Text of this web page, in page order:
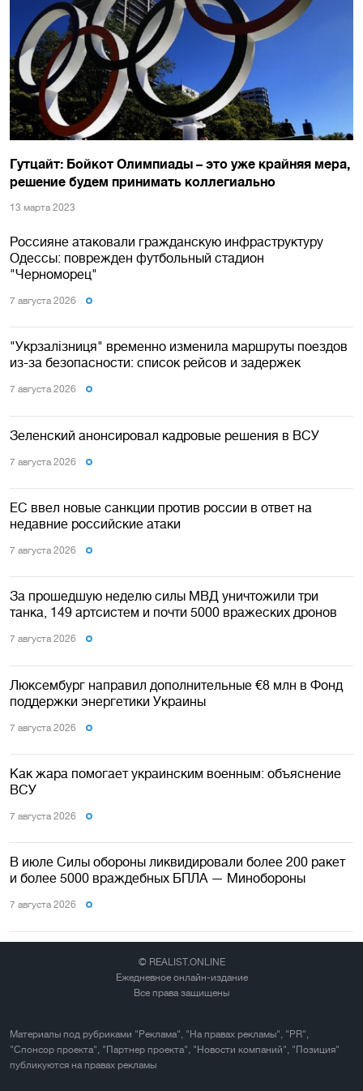
Гутцайт: Бойкот Олимпиады – это уже крайняя мера,
решение будем принимать коллегиально
13 марта 2023
Россияне атаковали гражданскую инфраструктуру
Одессы: поврежден футбольный стадион
"Черноморец"
7 августа 2026
"Укрзалізниця" временно изменила маршруты поездов
из-за безопасности: список рейсов и задержек
7 августа 2026
Зеленский анонсировал кадровые решения в ВСУ
7 августа 2026
ЕС ввел новые санкции против россии в ответ на
недавние российские атаки
7 августа 2026
За прошедшую неделю силы МВД уничтожили три
танка, 149 артсистем и почти 5000 вражеских дронов
7 августа 2026
Люксембург направил дополнительные €8 млн в Фонд
поддержки энергетики Украины
7 августа 2026
Как жара помогает украинским военным: объяснение
ВСУ
7 августа 2026
В июле Силы обороны ликвидировали более 200 ракет
и более 5000 враждебных БПЛА — Минобороны
7 августа 2026
© REALIST.ONLINE
Ежедневное онлайн-издание
Все права защищены
Материалы под рубриками "Реклама", "На правах рекламы", "PR",
"Спонсор проекта", "Партнер проекта", "Новости компаний", "Позиция"
публикуются на правах рекламы